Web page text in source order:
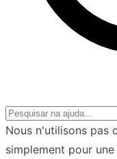
Nous n'utilisons pas
simplement pour